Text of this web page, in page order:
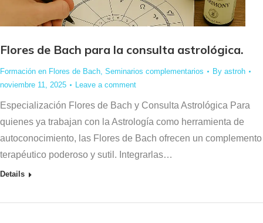
Flores de Bach para la consulta astrológica.
Formación en Flores de Bach, Seminarios complementarios By astroh
noviembre 11, 2025
Leave a comment
Especialización Flores de Bach y Consulta Astrológica Para
quienes ya trabajan con la Astrología como herramienta de
autoconocimiento, las Flores de Bach ofrecen un complemento
terapéutico poderoso y sutil. Integrarlas…
Details